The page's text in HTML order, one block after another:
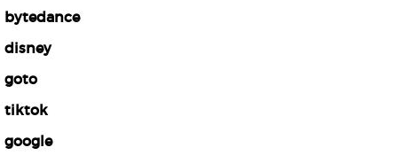
#bytedance
#disney
#goto
#tiktok
#google